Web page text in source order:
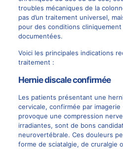
troubles mécaniques de la
pas d’un traitement universel,
pour des conditions
documentées.
Voici les principales indications
traitement :
Hernie discale confirmée
Les patients présentant une
cervicale, confirmée par imagerie
provoque une compression
irradiantes, sont de bons
neurovertébrale. Ces douleurs
forme de sciatalgie, de cruralgie